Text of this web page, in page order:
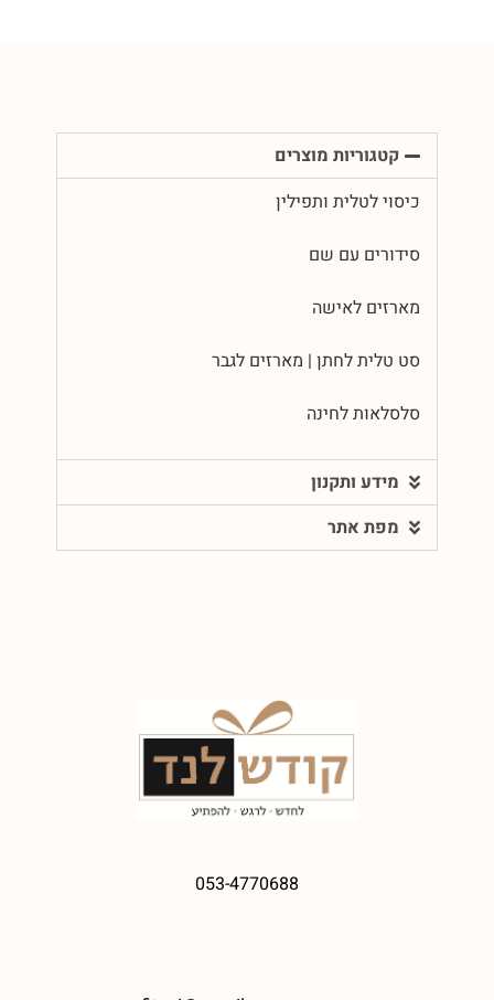
קטגוריות מוצרים
כיסוי לטלית ותפילין
סידורים עם שם
מארזים לאישה
סט טלית לחתן | מארזים לגבר
סלסלאות לחינה
מידע ותקנון
מפת אתר
053-4770688